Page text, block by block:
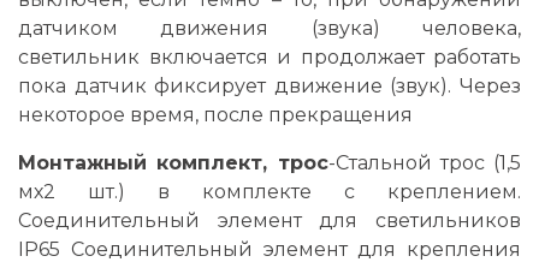
датчиком движения (звука) человека,
светильник включается и продолжает работать
пока датчик фиксирует движение (звук). Через
некоторое время, после прекращения
Монтажный комплект, трос-Стальной трос (1,5
мх2 шт.) в комплекте с креплением.
Соединительный элемент для светильников
IP65 Соединительный элемент для крепления